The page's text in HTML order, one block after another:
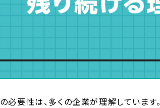
要性は、多くの企業が理解しています。